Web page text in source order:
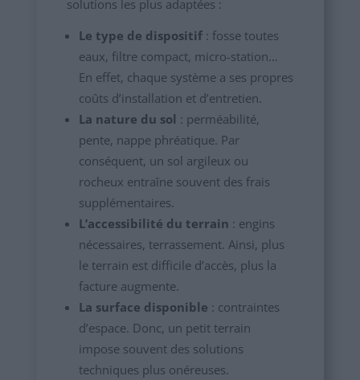
solutions les plus adaptées :
Le type de dispositif: fosse toutes
eaux, filtre compact, micro-station…
En effet, chaque système a ses propres
coûts d’installation et d’entretien.
La nature du sol : perméabilité,
pente, nappe phréatique. Par
conséquent, un sol argileux ou
rocheux entraîne souvent des frais
supplémentaires.
L’accessibilité du terrain : engins
nécessaires, terrassement. Ainsi, plus
le terrain est difficile d’accès, plus la
facture augmente.
La surface disponible : contraintes
d’espace. Donc, un petit terrain
impose souvent des solutions
techniques plus onéreuses.